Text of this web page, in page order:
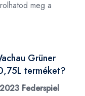
meg a
Grüner
terméket?
Federspiel